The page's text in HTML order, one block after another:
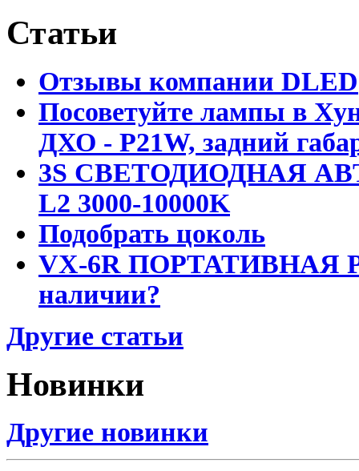
Статьи
Отзывы компании DLED
Посоветуйте лампы в
ДХО - P21W, задний
3S СВЕТОДИОДНАЯ
L2 3000-10000K
Подобрать цоколь
VX-6R ПОРТАТИВНАЯ
наличии?
Другие статьи
Новинки
Другие новинки